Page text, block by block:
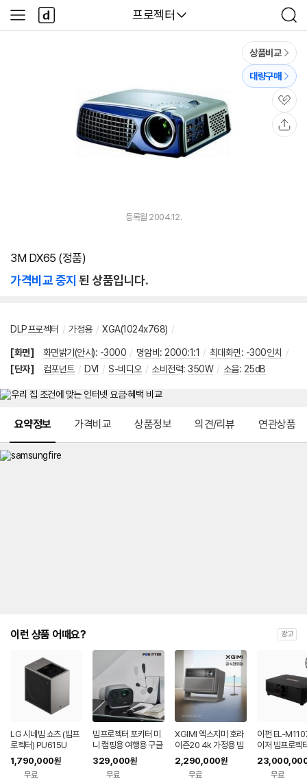
다나와
프로젝터
검
색
사
이
다
나
와
상품비교
대량구매
관
심
등록월 2004.12.
3M DX65 (정품)
가격비교 중지 된 상품입니다.
DLP프로젝터 / 가정용 / XGA(1024x768) /
[화면] 화면밝기(안시): -3000 / 명암비 : 2000:1:1 / 최대화면: -300인치
/
[단자]
컴포넌트 / DVI / S-비디오 / 소비전력: 350W / 소음: 25dB
요약정보 가격비교 상품정보 의견/리뷰 연관상품
이런 상품 어때요? 광고
LG 시네빔 쇼츠 (빔프
로젝터) PU615U
1,790,000원
무료
빔프로젝터 포키터 미
니 캠핑용 여행용 구글
TV 4K 스마트빔
329,000원
무료
XGIMI 엑스지미 호라
이즌20 4k 가정용 빔
프로젝터
2,290,000원
무료
이펀 EL-
이저 빔프로젝
0안시 풀HD
A 강당용 고안
무료